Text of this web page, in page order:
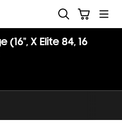
X Elite 84, 16